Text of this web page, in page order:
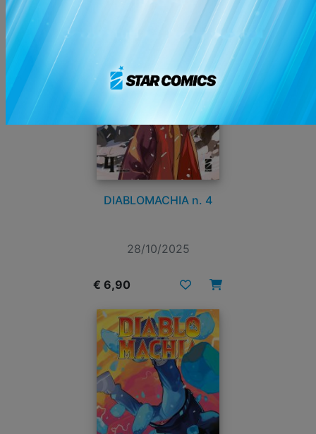
DIABLOMACHIA n. 4
28/10/2025
€ 6,90